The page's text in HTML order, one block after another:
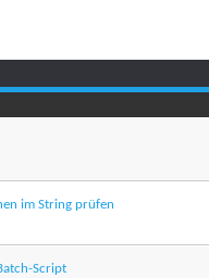
im String prüfen
Script